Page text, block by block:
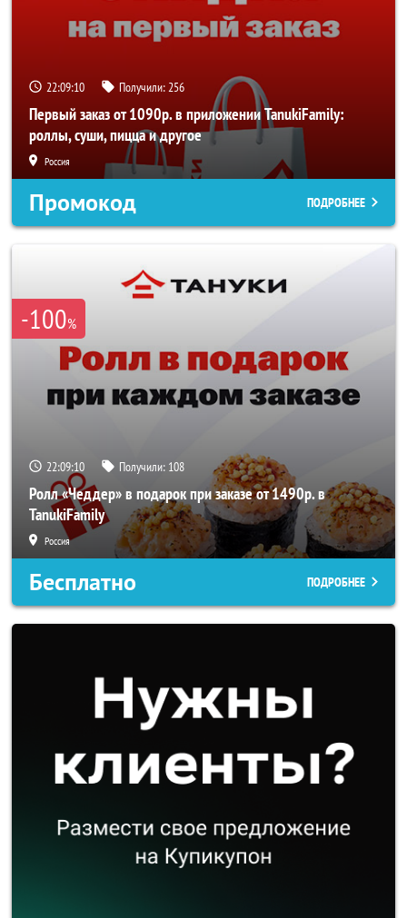
22:09:10 Получили:256
Первый заказ от 1090р. в приложении TanukiFamily:
роллы, суши, пицца и другое
Россия
Промокод ПОДРОБНЕЕ
-100%
22:09:10 Получили: 108
Ролл «Чеддер» в подарок при заказе от 1490р. в
TanukiFamily
Россия
Бесплатно ПОДРОБНЕЕ